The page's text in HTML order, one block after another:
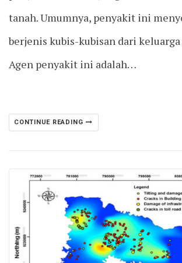
tanah. Umumnya, penyakit ini
berjenis kubis-kubisan dari keluarga
Agen penyakit ini adalah…
CONTINUE READING